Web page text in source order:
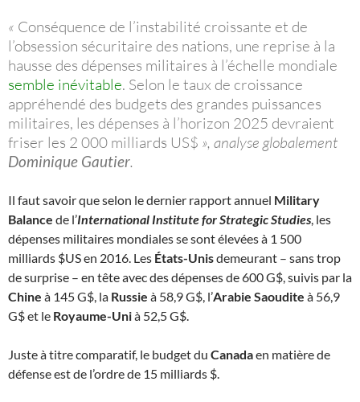
« Conséquence de l’instabilité croissante et de
l’obsession sécuritaire des nations, une reprise à la
hausse des dépenses militaires à l’échelle mondiale
semble inévitable. Selon le taux de croissance
appréhendé des budgets des grandes puissances
militaires, les dépenses à l’horizon 2025 devraient
friser les 2 000 milliards US$ », analyse globalement
Dominique Gautier.
Il faut savoir que selon le dernier rapport annuel Military
Balance de l’International Institute for Strategic Studies, les
dépenses militaires mondiales se sont élevées à 1 500
milliards $US en 2016. Les États-Unisdemeurant – sans trop
de surprise – en tête avec des dépenses de 600 G$, suivis par la
Chine à 145 G$, la Russie à 58,9 G$, l’Arabie Saoudite à 56,9
G$ et le Royaume-Unià 52,5 G$.
Juste à titre comparatif, le budget du Canadaen matière de
défense est de l’ordre de 15 milliards $.